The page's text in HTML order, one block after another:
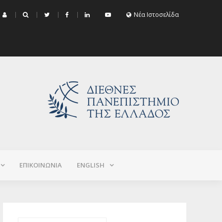
Εξεταστικής Σεπτεμβρίου 2026 (Χειμερινό+Εαρινό 2025-2026)
Νέα Ιστοσελίδα
ΕΠΙΚΟΙΝΩΝΙΑ ΕNGLISH